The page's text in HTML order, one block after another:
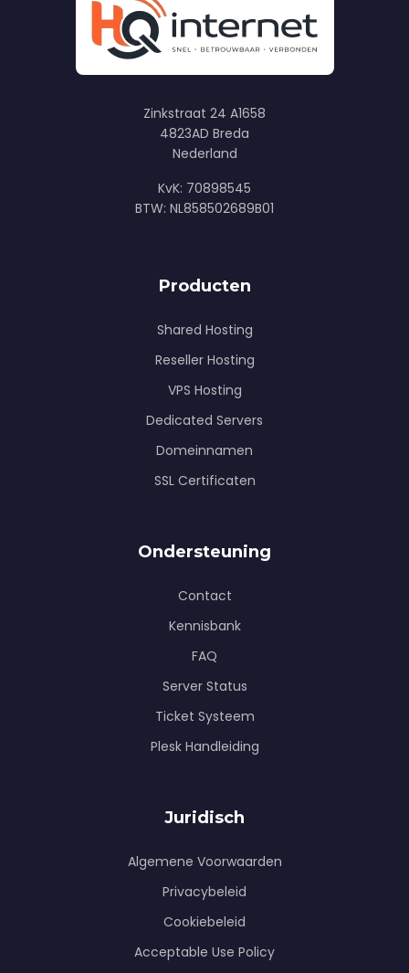
Zinkstraat 24 A1658
4823AD Breda
Nederland
KvK: 70898545
BTW: NL858502689B01
Producten
Shared Hosting
Reseller Hosting
VPS Hosting
Dedicated Servers
Domeinnamen
SSL Certificaten
Ondersteuning
Contact
Kennisbank
FAQ
Server Status
Ticket Systeem
Plesk Handleiding
Juridisch
Algemene Voorwaarden
Privacybeleid
Cookiebeleid
Acceptable Use Policy